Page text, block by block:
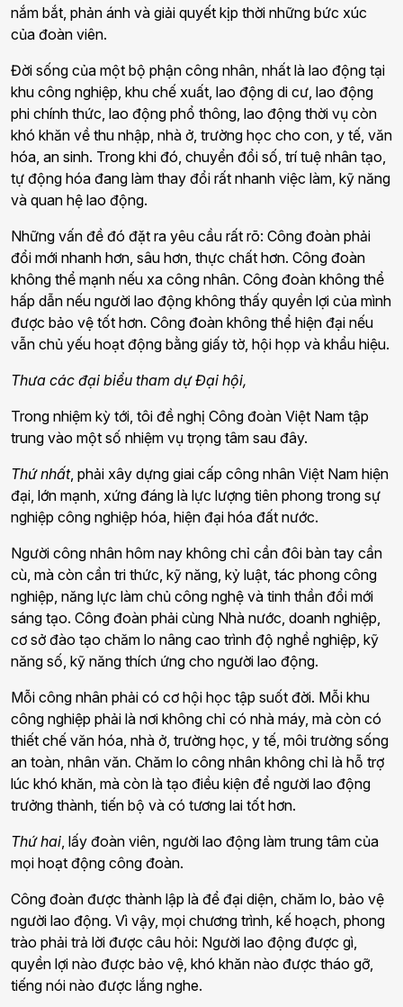
nắm bắt, phản ánh và giải quyết kịp thời những bức xúc
của đoàn viên.
Đời sống của một bộ phận công nhân, nhất là lao động tại
khu công nghiệp, khu chế xuất, lao động di cư, lao động
phi chính thức, lao động phổ thông, lao động thời vụ còn
khó khăn về thu nhập, nhà ở, trường học cho con, y tế, văn
hóa, an sinh. Trong khi đó, chuyển đổi số, trí tuệ nhân tạo,
tự động hóa đang làm thay đổi rất nhanh việc làm, kỹ năng
và quan hệ lao động.
Những vấn đề đó đặt ra yêu cầu rất rõ: Công đoàn phải
đổi mới nhanh hơn, sâu hơn, thực chất hơn. Công đoàn
không thể mạnh nếu xa công nhân. Công đoàn không thể
hấp dẫn nếu người lao động không thấy quyền lợi của mình
được bảo vệ tốt hơn. Công đoàn không thể hiện đại nếu
vẫn chủ yếu hoạt động bằng giấy tờ, hội họp và khẩu hiệu.
Thưa các đại biểu tham dự Đại hội,
Trong nhiệm kỳ tới, tôi đề nghị Công đoàn Việt Nam tập
trung vào một số nhiệm vụ trọng tâm sau đây.
Thứ nhất, phải xây dựng giai cấp công nhân Việt Nam hiện
đại, lớn mạnh, xứng đáng là lực lượng tiên phong trong sự
nghiệp công nghiệp hóa, hiện đại hóa đất nước.
Người công nhân hôm nay không chỉ cần đôi bàn tay cần
cù, mà còn cần tri thức, kỹ năng, kỷ luật, tác phong công
nghiệp, năng lực làm chủ công nghệ và tinh thần đổi mới
sáng tạo. Công đoàn phải cùng Nhà nước, doanh nghiệp,
cơ sở đào tạo chăm lo nâng cao trình độ nghề nghiệp, kỹ
năng số, kỹ năng thích ứng cho người lao động.
Mỗi công nhân phải có cơ hội học tập suốt đời. Mỗi khu
công nghiệp phải là nơi không chỉ có nhà máy, mà còn có
thiết chế văn hóa, nhà ở, trường học, y tế, môi trường sống
an toàn, nhân văn. Chăm lo công nhân không chỉ là hỗ trợ
lúc khó khăn, mà còn là tạo điều kiện để người lao động
trưởng thành, tiến bộ và có tương lai tốt hơn.
Thứ hai, lấy đoàn viên, người lao động làm trung tâm của
mọi hoạt động công đoàn.
Công đoàn được thành lập là để đại diện, chăm lo, bảo vệ
người lao động. Vì vậy, mọi chương trình, kế hoạch, phong
trào phải trả lời được câu hỏi: Người lao động được gì,
quyền lợi nào được bảo vệ, khó khăn nào được tháo gỡ,
tiếng nói nào được lắng nghe.